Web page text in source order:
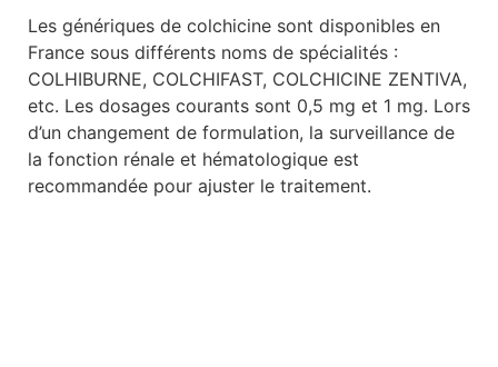
Les génériques de colchicine sont disponibles en
France sous différents noms de spécialités :
COLHIBURNE, COLCHIFAST, COLCHICINE ZENTIVA,
etc. Les dosages courants sont 0,5 mg et 1 mg. Lors
d’un changement de formulation, la surveillance de
la fonction rénale et hématologique est
recommandée pour ajuster le traitement.